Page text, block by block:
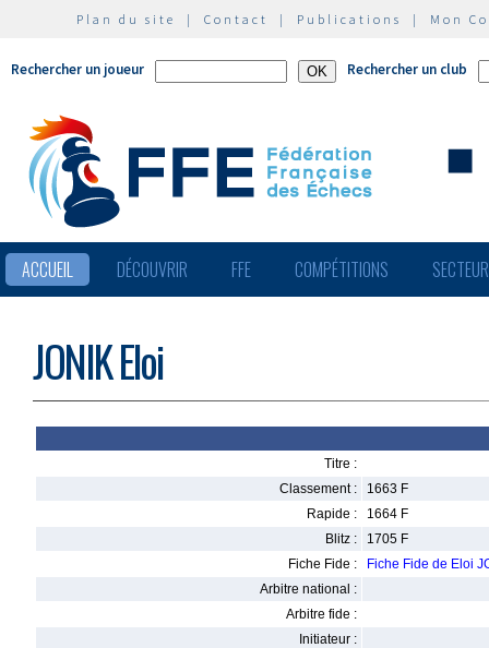
Plan du site | Contact | Publications | Mon
Rechercher un joueur Rechercher un club
ACCUEIL DÉCOUVRIR FFE COMPÉTITIONS
JONIK Eloi
Titre :
Classement :
1663 F
Rapide :
1664 F
Blitz :
1705 F
Fiche Fide :
Fiche Fide de Eloi
Arbitre national :
Arbitre fide :
Initiateur :